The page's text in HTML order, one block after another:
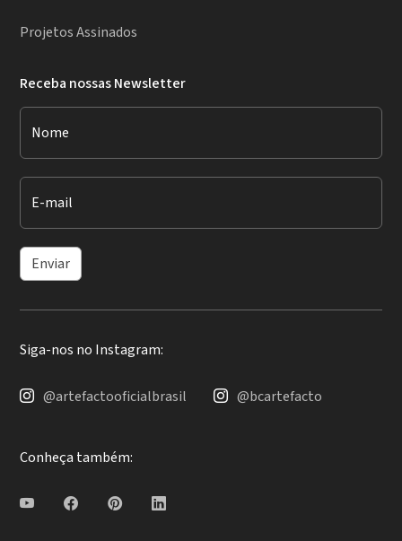
Projetos Assinados
Receba nossas Newsletter
Nome
E-mail
Enviar
Siga-nos no Instagram:
@artefactooficialbrasil @bcartefacto
Conheça também: